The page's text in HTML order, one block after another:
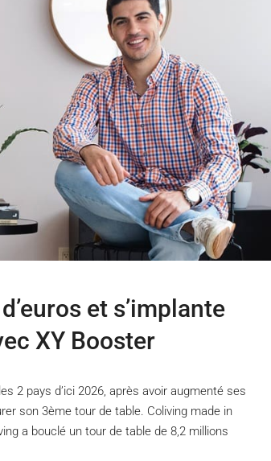
et s’implante
XY Booster
2 pays d’ici 2026, après avoir augmenté ses
son 3ème tour de table. Coliving made in
a bouclé un tour de table de 8,2 millions